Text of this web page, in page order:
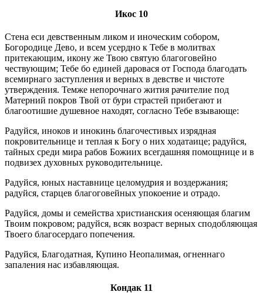
Икос 10
Стена еси девственным ликом и иноческим собором,
Богородице Дево, и всем усердно к Тебе в молитвах
притекающим, икону же Твою святую благоговейно
чествующим; Тебе бо единей даровася от Господа благодать
всемирнаго заступления и верных в девстве и чистоте
утверждения. Темже непорочнаго жития рачителие под
Матерний покров Твой от бури страстей прибегают и
благоотишие душевное находят, согласно Тебе взывающе:
Радуйся, иноков и инокинь благочестивых изрядная
покровительнице и теплая к Богу о них ходатаице; радуйся,
тайных среди мира рабов Божиих всегдашняя помощнице и в
подвизех духовных руководительнице.
Радуйся, юных наставнице целомудрия и воздержания;
радуйся, старцев благоговейных упокоение и отрадо.
Радуйся, домы и семейства христианския осеняющая благим
Твоим покровом; радуйся, всяк возраст верных сподобляющая
Твоего благосердаго попечения.
Радуйся, Благодатная, Купино Неопалимая, огненнаго
запаления нас избавляющая.
Кондак 11